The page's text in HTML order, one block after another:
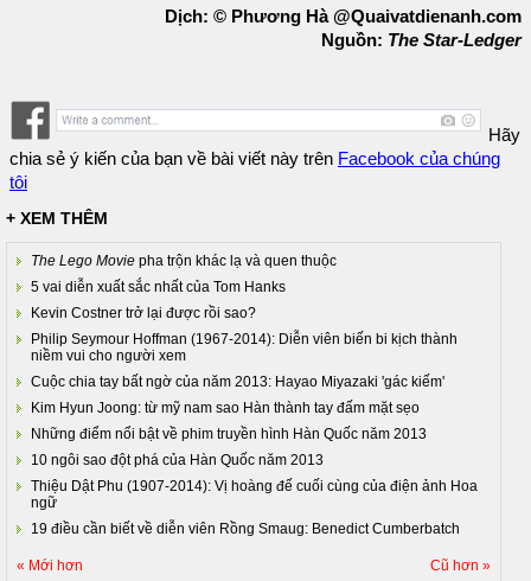
Dịch: © Phương Hà @Quaivatdienanh.com
Nguồn: The Star-Ledger
Hãy
chia sẻ ý kiến của bạn về bài viết này trên Facebook của chúng
tôi
+ XEM THÊM
The Lego Movie pha trộn khác lạ và quen thuộc
5 vai diễn xuất sắc nhất của Tom Hanks
Kevin Costner trở lại được rồi sao?
Philip Seymour Hoffman (1967-2014): Diễn viên biến bi kịch thành
niềm vui cho người xem
Cuộc chia tay bất ngờ của năm 2013: Hayao Miyazaki 'gác kiếm'
Kim Hyun Joong: từ mỹ nam sao Hàn thành tay đấm mặt sẹo
Những điểm nổi bật về phim truyền hình Hàn Quốc năm 2013
10 ngôi sao đột phá của Hàn Quốc năm 2013
Thiệu Dật Phu (1907-2014): Vị hoàng đế cuối cùng của điện ảnh Hoa
ngữ
19 điều cần biết về diễn viên Rồng Smaug: Benedict Cumberbatch
« Mới hơn Cũ hơn »